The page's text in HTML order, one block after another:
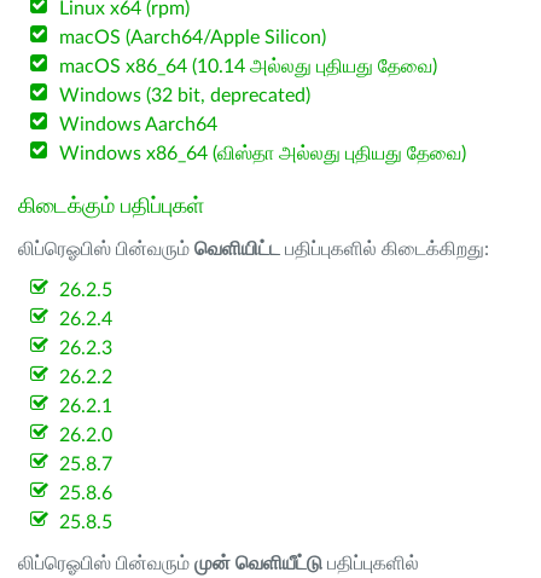
Linux x64 (rpm)
macOS (Aarch64/Apple Silicon)
macOS x86_64 (10.14 அல்லது புதியது தேவை)
Windows (32 bit, deprecated)
Windows Aarch64
Windows x86_64 (விஸ்தா அல்லது புதியது தேவை)
கிடைக்கும் பதிப்புகள்
லிப்ரெஓபிஸ் பின்வரும் வெளியிட்ட பதிப்புகளில் கிடைக்கிறது:
26.2.5
26.2.4
26.2.3
26.2.2
26.2.1
26.2.0
25.8.7
25.8.6
25.8.5
லிப்ரெஓபிஸ் பின்வரும் முன் வெளியீட்டு பதிப்புகளில்